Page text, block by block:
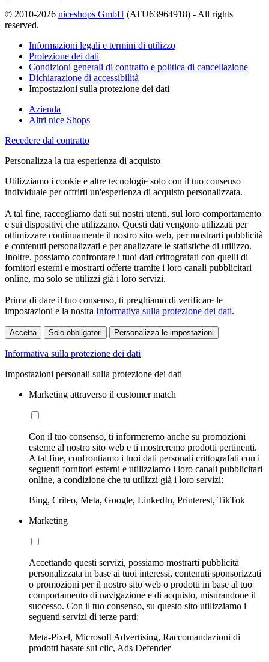
© 2010-2026 niceshops GmbH (ATU63964918) - All rights
reserved.
Informazioni legali e termini di utilizzo
Protezione dei dati
Condizioni generali di contratto e politica di cancellazione
Dichiarazione di accessibilità
Impostazioni sulla protezione dei dati
Azienda
Altri nice Shops
Recedere dal contratto
Personalizza la tua esperienza di acquisto
Utilizziamo i cookie e altre tecnologie solo con il tuo consenso
individuale per offrirti un'esperienza di acquisto personalizzata.
A tal fine, raccogliamo dati sui nostri utenti, sul loro comportamento
e sui dispositivi che utilizzano. Questi dati vengono utilizzati per
ottimizzare continuamente il nostro sito web, per mostrarti pubblicità
e contenuti personalizzati e per analizzare le statistiche di utilizzo.
Inoltre, possiamo confrontare i tuoi dati crittografati con quelli di
fornitori esterni e mostrarti offerte tramite i loro canali pubblicitari
online, ma solo se utilizzi già i loro servizi.
Prima di dare il tuo consenso, ti preghiamo di verificare le
impostazioni e la nostra Informativa sulla protezione dei dati.
Accetta Solo obbligatori Personalizza le impostazioni
Informativa sulla protezione dei dati
Impostazioni personali sulla protezione dei dati
Marketing attraverso il customer match
Con il tuo consenso, ti informeremo anche su promozioni
esterne al nostro sito web e ti mostreremo prodotti pertinenti.
A tal fine, confrontiamo i tuoi dati personali crittografati con i
seguenti fornitori esterni e utilizziamo i loro canali pubblicitari
online, a condizione che tu utilizzi già i loro servizi:
Bing, Criteo, Meta, Google, LinkedIn, Printerest, TikTok
Marketing
Accettando questi servizi, possiamo mostrarti pubblicità
personalizzata in base ai tuoi interessi, contenuti sponsorizzati
o promozioni per il nostro sito web o prodotti in base al tuo
comportamento di navigazione e di acquisto, misurandone il
successo. Con il tuo consenso, su questo sito utilizziamo i
seguenti servizi di terze parti:
Meta-Pixel, Microsoft Advertising, Raccomandazioni di
prodotti basate sui clic, Ads Defender